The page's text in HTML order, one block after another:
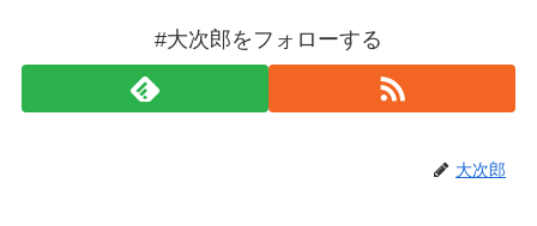
#大次郎をフォローする
大次郎